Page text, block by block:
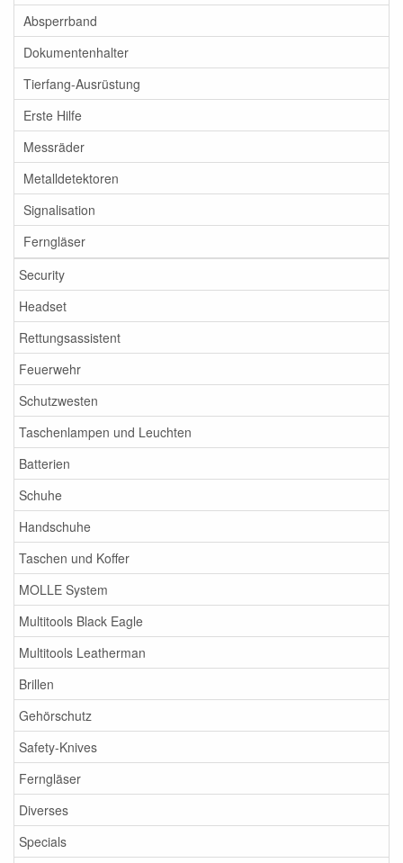
Absperrband
Dokumentenhalter
Tierfang-Ausrüstung
Erste Hilfe
Messräder
Metalldetektoren
Signalisation
Ferngläser
Security
Headset
Rettungsassistent
Feuerwehr
Schutzwesten
Taschenlampen und Leuchten
Batterien
Schuhe
Handschuhe
Taschen und Koffer
MOLLE System
Multitools Black Eagle
Multitools Leatherman
Brillen
Gehörschutz
Safety-Knives
Ferngläser
Diverses
Specials